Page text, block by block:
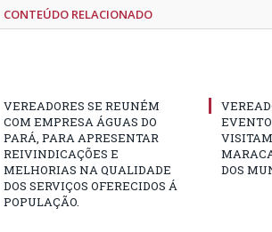
CONTEÚDO RELACIONADO
VEREADORES SE REUNÉM
COM EMPRESA ÁGUAS DO
PARÁ, PARA APRESENTAR
REIVINDICAÇÕES E
MELHORIAS NA QUALIDADE
DOS SERVIÇOS OFERECIDOS Á
POPULAÇÃO.
DOS